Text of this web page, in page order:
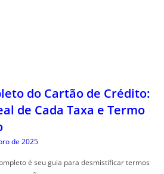
do Cartão de Crédito:
de Cada Taxa e Termo
de 2025
é seu guia para desmistificar termos